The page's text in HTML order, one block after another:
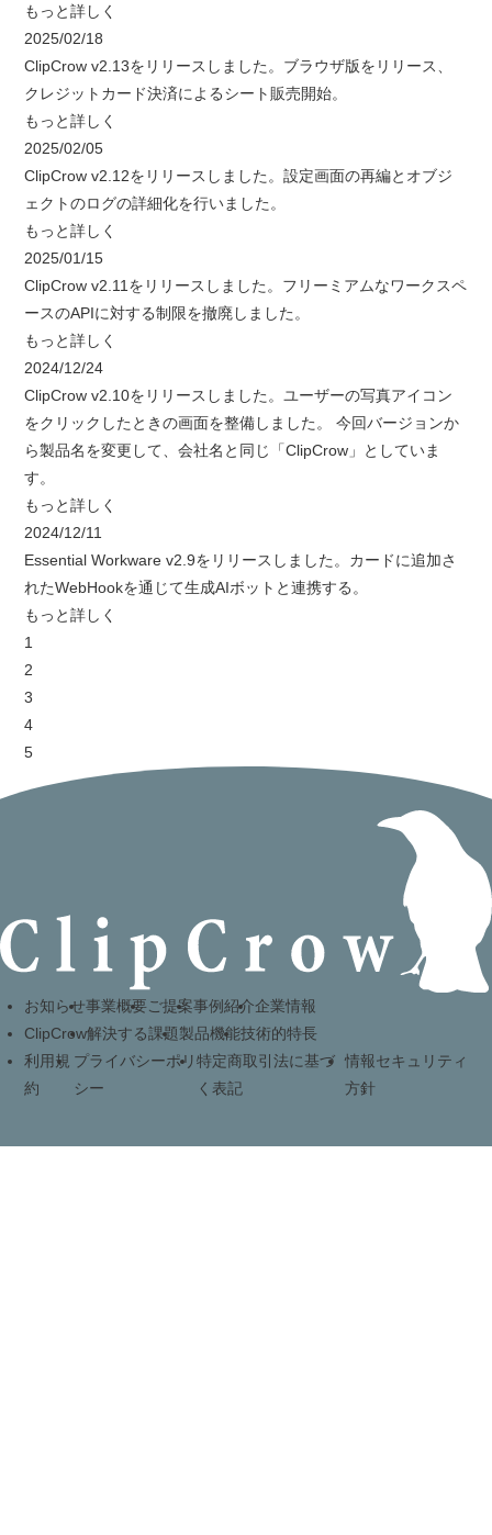
もっと詳しく
2025/02/18
ClipCrow v2.13をリリースしました。ブラウザ版をリリース、
クレジットカード決済によるシート販売開始。
もっと詳しく
2025/02/05
ClipCrow v2.12をリリースしました。設定画面の再編とオブジ
ェクトのログの詳細化を行いました。
もっと詳しく
2025/01/15
ClipCrow v2.11をリリースしました。フリーミアムなワークスペ
ースのAPIに対する制限を撤廃しました。
もっと詳しく
2024/12/24
ClipCrow v2.10をリリースしました。ユーザーの写真アイコン
をクリックしたときの画面を整備しました。 今回バージョンか
ら製品名を変更して、会社名と同じ「ClipCrow」としていま
す。
もっと詳しく
2024/12/11
Essential Workware v2.9をリリースしました。カードに追加さ
れたWebHookを通じて生成AIボットと連携する。
もっと詳しく
1
2
3
4
5
お知らせ事業概要ご提案事例紹介企業情報
ClipCrow解決する課題製品機能技術的特長
利用規
約
プライバシーポリ
シー
特定商取引法に基づ
く表記
情報セキュリティ
方針